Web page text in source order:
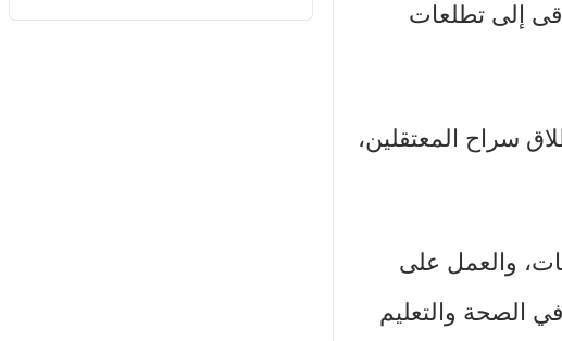
إلى تطلعات
سراح المعتقلين،
والعمل على
الصحة والتعليم